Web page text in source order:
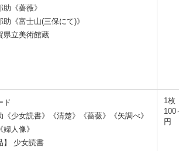
助《薔薇》
助《富士山(三保にて)》
県立美術館蔵
ド
《少女読書》《清楚》《薔薇》《矢調べ》
婦人像》
】 少女読書
1
100
円